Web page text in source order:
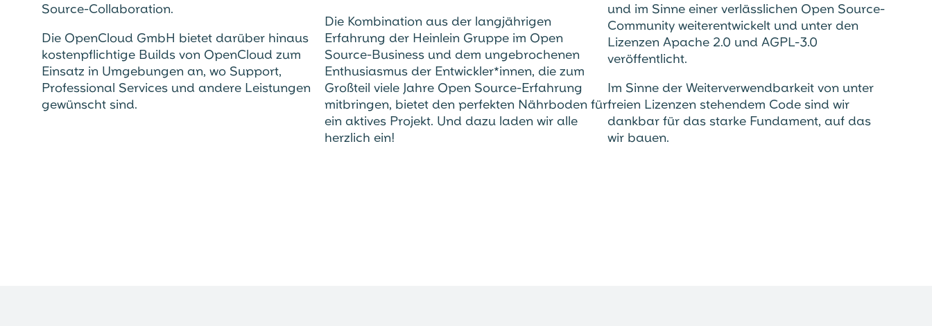
Source-Collaboration.
Die OpenCloud GmbH bietet darüber hinaus
kostenpflichtige Builds von OpenCloud zum
Einsatz in Umgebungen an, wo Support,
Professional Services und andere Leistungen
gewünscht sind.
Die Kombination aus der langjährigen
Erfahrung der Heinlein Gruppe im Open
Source-Business und dem ungebrochenen
Enthusiasmus der Entwickler*innen, die zum
Großteil viele Jahre Open Source-Erfahrung
mitbringen, bietet den perfekten Nährboden für
ein aktives Projekt. Und dazu laden wir alle
herzlich ein!
und im Sinne einer verlässlichen Open Source-
Community weiterentwickelt und unter den
Lizenzen Apache 2.0 und AGPL-3.0
veröffentlicht.
Im Sinne der Weiterverwendbarkeit von unter
freien Lizenzen stehendem Code sind wir
dankbar für das starke Fundament, auf das
wir bauen.